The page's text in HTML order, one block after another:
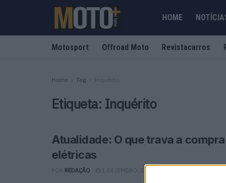
HOME
Motosport Offroad Moto Revistacarros
Home Tag Inquérito
Etiqueta: Inquérito
Atualidade: O que trava a
elétricas
REDAÇÃO 1 DEZEMBRO, 2023